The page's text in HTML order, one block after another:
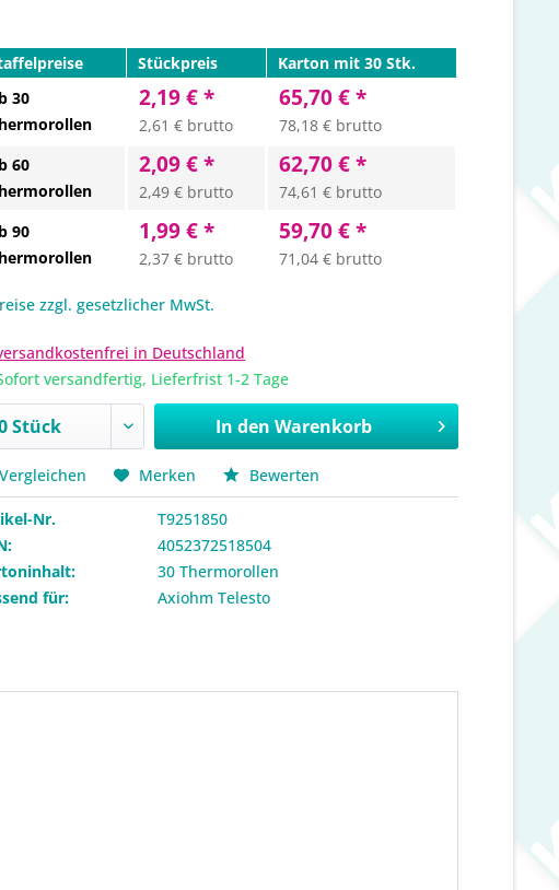
Stückpreis
Karton mit 30 Stk.
30
2,19 € *
2,61 € brutto
65,70 € *
78,18 € brutto
60
2,09 € *
2,49 € brutto
62,70 € *
74,61 € brutto
90
1,99 € *
2,37 € brutto
59,70 € *
71,04 € brutto
zzgl. gesetzlicher MwSt.
in Deutschland
versandfertig, Lieferfrist 1-2 Tage
In den Warenkorb
Vergleichen Merken Bewerten
Nr.
T9251850
4052372518504
30 Thermorollen
für:
Axiohm Telesto